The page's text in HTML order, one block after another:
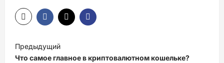
Н
а
Предыдущий
Что самое главное в криптовалютном кошельке?